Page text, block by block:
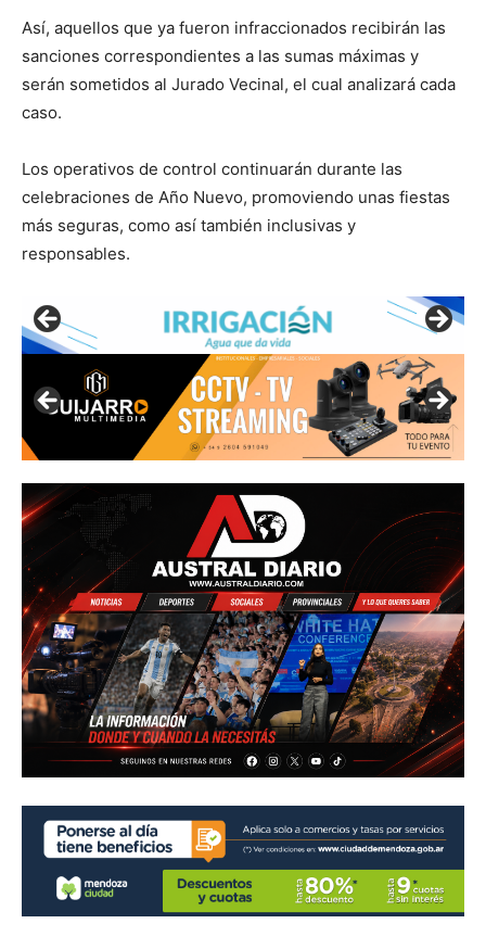
Así, aquellos que ya fueron infraccionados recibirán las
sanciones correspondientes a las sumas máximas y
serán sometidos al Jurado Vecinal, el cual analizará cada
caso.
Los operativos de control continuarán durante las
celebraciones de Año Nuevo, promoviendo unas fiestas
más seguras, como así también inclusivas y
responsables.